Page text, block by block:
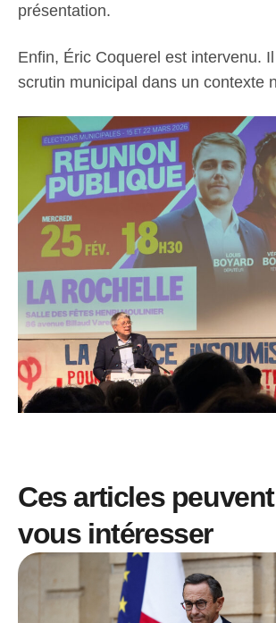
présentation.
Enfin, Éric Coquerel est intervenu.
scrutin municipal dans un contexte
Ces articles
vous intéresser